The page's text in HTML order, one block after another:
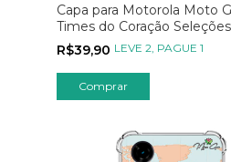
Capa para Motorola Moto
Times do Coração Seleções
R$39,90 LEVE 2, PAGUE 1
Comprar